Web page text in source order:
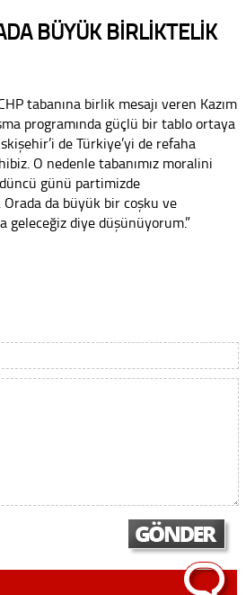
BÜYÜK BİRLİKTELİK
tabanına birlik mesajı veren Kazım
programında güçlü bir tablo ortaya
de Türkiye’yi de refaha
O nedenle tabanımız moralini
günü partimizde
Orada da büyük bir coşku ve
diye düşünüyorum.”